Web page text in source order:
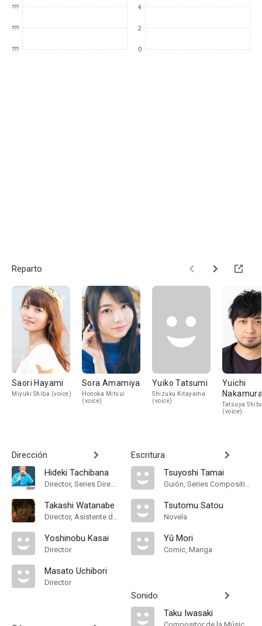
???
???
???
4
2
0
Reparto
Saori Hayami
Miyuki Shiba (voice)
Sora Amamiya
Honoka Mitsui
(voice)
Yuiko Tatsumi
Shizuku Kitayama
(voice)
Yuichi
Tatsuya
(voice)
Dirección
Hideki Tachibana
Director, Series Director
Takashi Watanabe
Director, Asistente de Dirección
Yoshinobu Kasai
Director
Masato Uchibori
Director
Escritura
Tsuyoshi Tamai
Guión, Series Composition
Tsutomu Satou
Novela
Yū Mori
Comic, Manga
Sonido
Taku Iwasaki